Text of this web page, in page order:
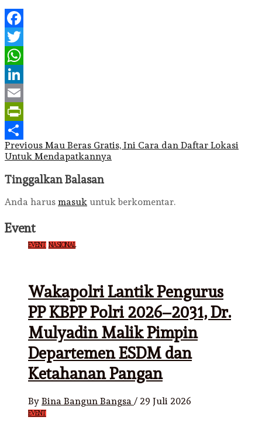
Facebook
Twitter
WhatsApp
LinkedIn
Email
PrintFriendly
Share
Post
navigation
Previous Mau Beras Gratis, Ini Cara dan Daftar Lokasi
Untuk Mendapatkannya
Tinggalkan Balasan
Anda harus masuk untuk berkomentar.
Event
EVENT NASIONAL
Wakapolri Lantik Pengurus
PP KBPP Polri 2026–2031, Dr.
Mulyadin Malik Pimpin
Departemen ESDM dan
Ketahanan Pangan
By Bina Bangun Bangsa / 29 Juli 2026
EVENT